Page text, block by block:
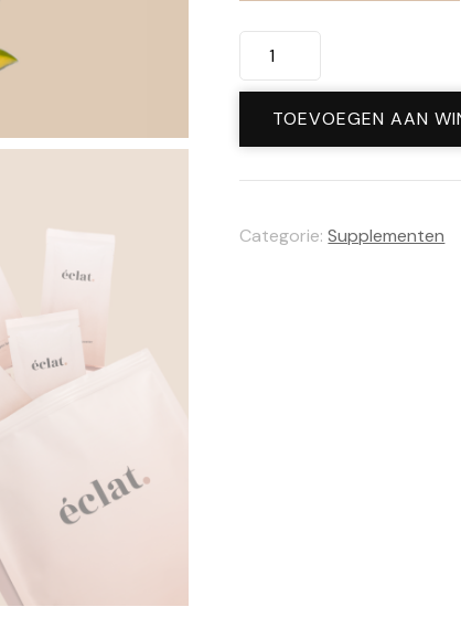
Eclat
Collageen
Beauty
Blend
aantal
TOEVOEGEN AAN
Categorie:Supplementen